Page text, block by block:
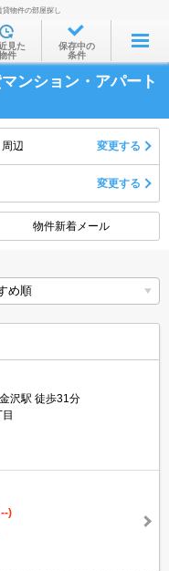
ら
から
社から
物件の部屋探し
見た
件
保存中の
条件
ンション・アパート
辺 変更する
変更する
物件新着メール
沢駅 徒歩31分
)